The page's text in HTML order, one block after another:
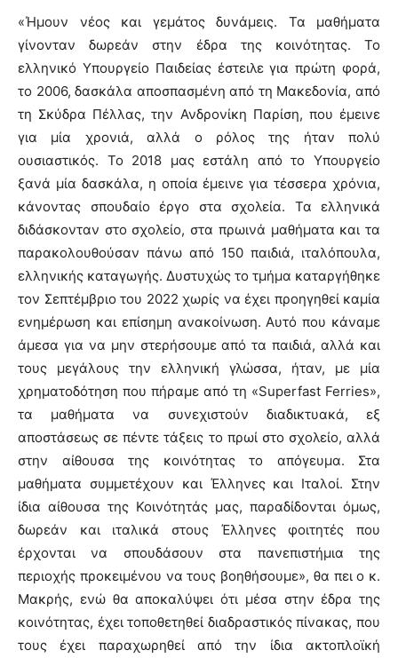
«Ήμουν νέος και γεμάτος δυνάμεις. Τα μαθήματα
γίνονταν δωρεάν στην έδρα της κοινότητας. Το
ελληνικό Υπουργείο Παιδείας έστειλε για πρώτη φορά,
το 2006, δασκάλα αποσπασμένη από τη Μακεδονία, από
τη Σκύδρα Πέλλας, την Ανδρονίκη Παρίση, που έμεινε
για μία χρονιά, αλλά ο ρόλος της ήταν πολύ
ουσιαστικός. Το 2018 μας εστάλη από το Υπουργείο
ξανά μία δασκάλα, η οποία έμεινε για τέσσερα χρόνια,
κάνοντας σπουδαίο έργο στα σχολεία. Τα ελληνικά
διδάσκονταν στο σχολείο, στα πρωινά μαθήματα και τα
παρακολουθούσαν πάνω από 150 παιδιά, ιταλόπουλα,
ελληνικής καταγωγής. Δυστυχώς το τμήμα καταργήθηκε
τον Σεπτέμβριο του 2022 χωρίς να έχει προηγηθεί καμία
ενημέρωση και επίσημη ανακοίνωση. Αυτό που κάναμε
άμεσα για να μην στερήσουμε από τα παιδιά, αλλά και
τους μεγάλους την ελληνική γλώσσα, ήταν, με μία
χρηματοδότηση που πήραμε από τη «Superfast Ferries»,
τα μαθήματα να συνεχιστούν διαδικτυακά, εξ
αποστάσεως σε πέντε τάξεις το πρωί στο σχολείο, αλλά
στην αίθουσα της κοινότητας το απόγευμα. Στα
μαθήματα συμμετέχουν και Έλληνες και Ιταλοί. Στην
ίδια αίθουσα της Κοινότητάς μας, παραδίδονται όμως,
δωρεάν και ιταλικά στους Έλληνες φοιτητές που
έρχονται να σπουδάσουν στα πανεπιστήμια της
περιοχής προκειμένου να τους βοηθήσουμε», θα πει ο κ.
Μακρής, ενώ θα αποκαλύψει ότι μέσα στην έδρα της
κοινότητας, έχει τοποθετηθεί διαδραστικός πίνακας, που
τους έχει παραχωρηθεί από την ίδια ακτοπλοϊκή